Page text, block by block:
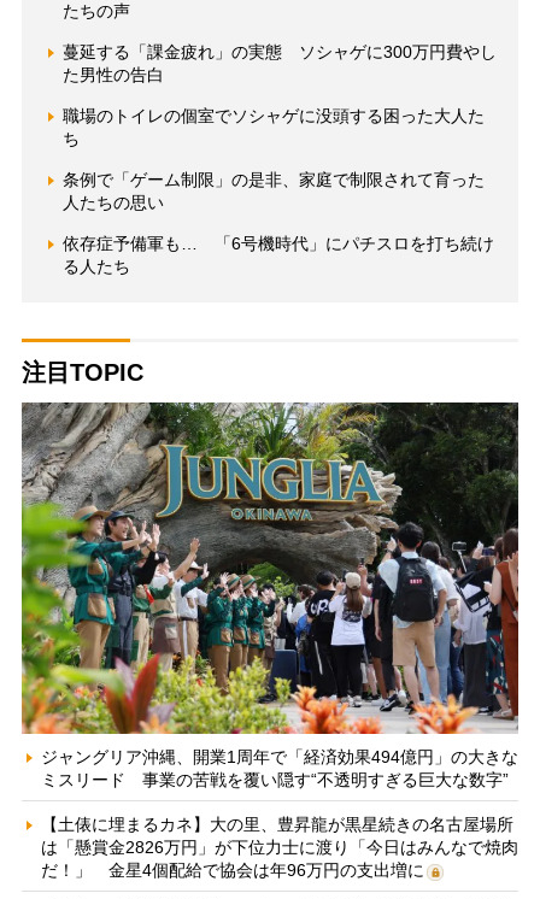
たちの声
蔓延する「課金疲れ」の実態 ソシャゲに300万円費やし
た男性の告白
職場のトイレの個室でソシャゲに没頭する困った大人た
ち
条例で「ゲーム制限」の是非、家庭で制限されて育った
人たちの思い
依存症予備軍も… 「6号機時代」にパチスロを打ち続け
る人たち
注目TOPIC
ジャングリア沖縄、開業1周年で「経済効果494億円」の大きな
ミスリード 事業の苦戦を覆い隠す“不透明すぎる巨大な数字”
【土俵に埋まるカネ】大の里、豊昇龍が黒星続きの名古屋場所
は「懸賞金2826万円」が下位力士に渡り「今日はみんなで焼肉
だ！」 金星4個配給で協会は年96万円の支出増に